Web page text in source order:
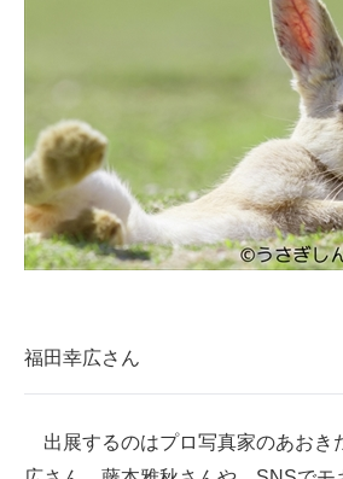
福田幸広さん
出展するのはプロ写真家のあおき